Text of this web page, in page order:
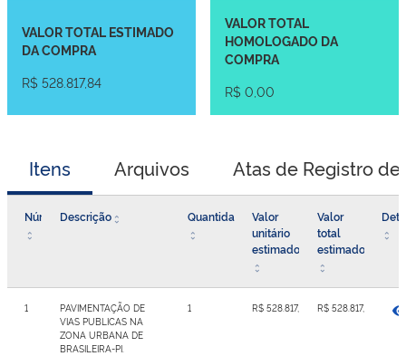
VALOR TOTAL ESTIMADO
DA COMPRA
R$ 528.817,84
VALOR TOTAL
HOMOLOGADO DA
COMPRA
R$ 0,00
Itens Arquivos Atas de Registro de
NúmeroDescrição Quantidade
Valor
unitário
estimado
Valor
total
estimado
1
PAVIMENTAÇÃO DE
VIAS PUBLICAS NA
ZONA URBANA DE
BRASILEIRA-PI.
1 R$ 528.817,84 R$ 528.817,84